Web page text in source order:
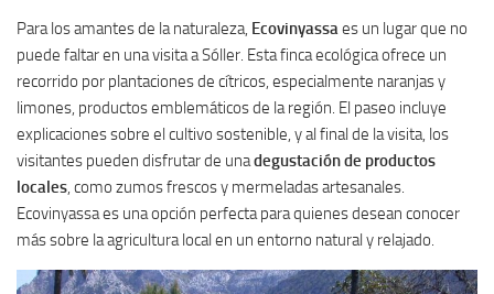
Para los amantes de la naturaleza, Ecovinyassa es un lugar que no
puede faltar en una visita a Sóller. Esta finca ecológica ofrece un
recorrido por plantaciones de cítricos, especialmente naranjas y
limones, productos emblemáticos de la región. El paseo incluye
explicaciones sobre el cultivo sostenible, y al final de la visita, los
visitantes pueden disfrutar de unadegustación de productos
locales , como zumos frescos y mermeladas artesanales.
Ecovinyassa es una opción perfecta para quienes desean conocer
más sobre la agricultura local en un entorno natural y relajado.